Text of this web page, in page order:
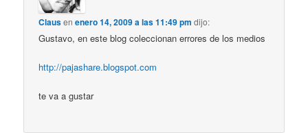
Clausenenero 14, 2009 a las 11:49 pm dijo:
Gustavo, en este blog coleccionan errores de los medios
http://pajashare.blogspot.com
te va a gustar